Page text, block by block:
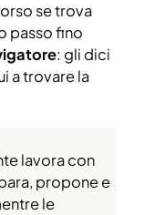
se trova
passo fino
: gli dici
a trovare la
lavora con
propone e
le